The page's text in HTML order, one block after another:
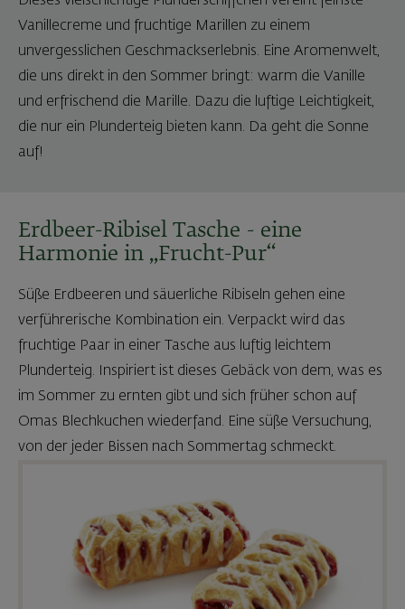
Vanillecreme und fruchtige Marillen zu einem
unvergesslichen Geschmackserlebnis. Eine Aromenwelt,
die uns direkt in den Sommer bringt: warm die Vanille
und erfrischend die Marille. Dazu die luftige Leichtigkeit,
die nur ein Plunderteig bieten kann. Da geht die Sonne
auf!
Erdbeer-Ribisel Tasche - eine
Harmonie in „Frucht-Pur“
Süße Erdbeeren und säuerliche Ribiseln gehen eine
verführerische Kombination ein. Verpackt wird das
fruchtige Paar in einer Tasche aus luftig leichtem
Plunderteig. Inspiriert ist dieses Gebäck von dem, was es
im Sommer zu ernten gibt und sich früher schon auf
Omas Blechkuchen wiederfand. Eine süße Versuchung,
von der jeder Bissen nach Sommertag schmeckt.